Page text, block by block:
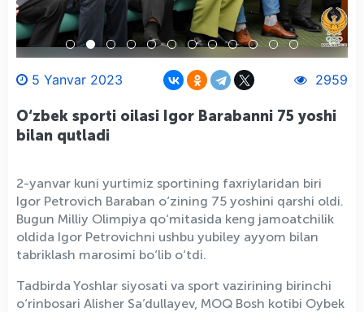
5 Yanvar 2023 2959
O‘zbek sporti oilasi Igor Barabanni 75 yoshi
bilan qutladi
2-yanvar kuni yurtimiz sportining faxriylaridan biri
Igor Petrovich Baraban o‘zining 75 yoshini qarshi oldi.
Bugun Milliy Olimpiya qo‘mitasida keng jamoatchilik
oldida Igor Petrovichni ushbu yubiley ayyom bilan
tabriklash marosimi bo‘lib o‘tdi.
Tadbirda Yoshlar siyosati va sport vazirining birinchi
o‘rinbosari Alisher Sa’dullayev, MOQ Bosh kotibi Oybek